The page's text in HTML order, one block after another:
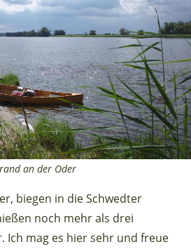
an der Oder
biegen in die Schwedter
noch mehr als drei
Ich mag es hier sehr und freue